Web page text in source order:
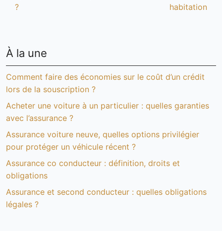
?
habitation
À la une
Comment faire des économies sur le coût d’un crédit
lors de la souscription ?
Acheter une voiture à un particulier : quelles garanties
avec l’assurance ?
Assurance voiture neuve, quelles options privilégier
pour protéger un véhicule récent ?
Assurance co conducteur : définition, droits et
obligations
Assurance et second conducteur : quelles obligations
légales ?